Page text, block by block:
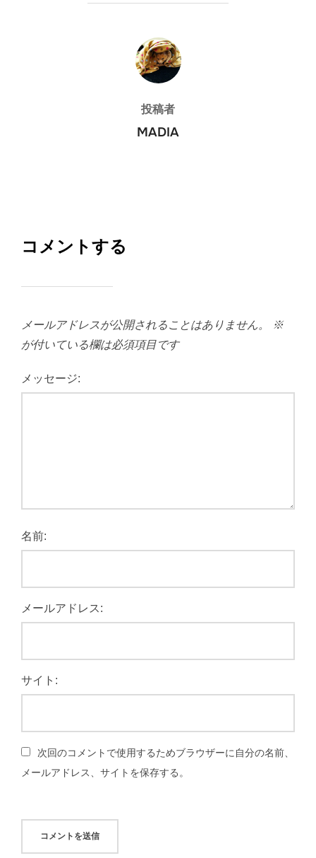
投稿者
投稿者
MADIA
コメントする
メールアドレスが公開されることはありません。
※
が付いている欄は必須項目です
メッセージ:
名前:
メールアドレス:
サイト:
次回のコメントで使用するためブラウザーに自分の名前、
メールアドレス、サイトを保存する。